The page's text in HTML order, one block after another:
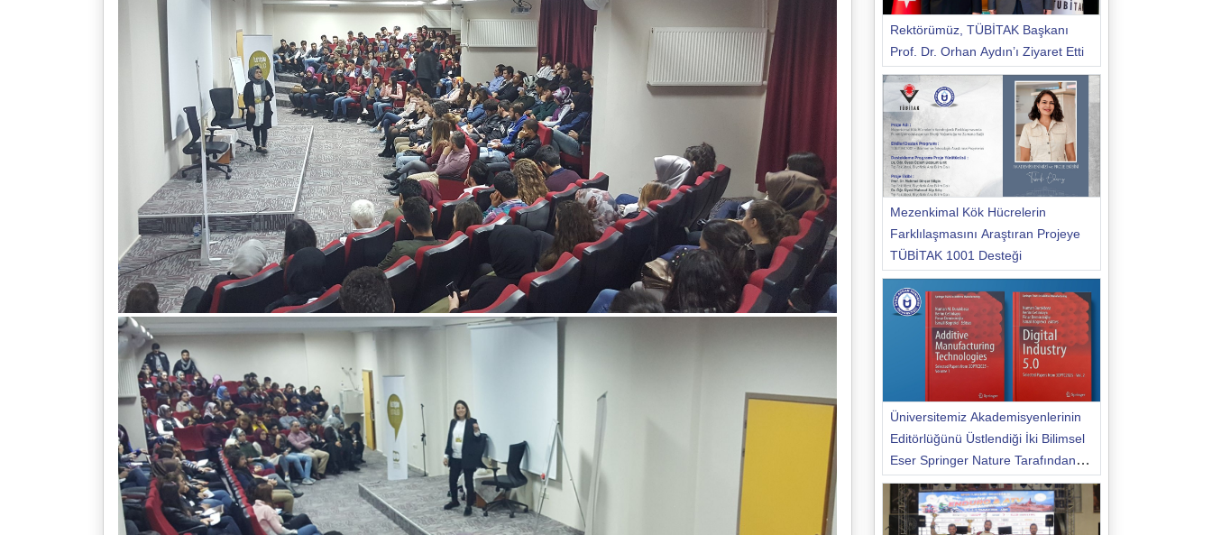
Rektörümüz, TÜBİTAK Başkanı
Prof. Dr. Orhan Aydın’ı Ziyaret Etti
Mezenkimal Kök Hücrelerin
Farklılaşmasını Araştıran Projeye
TÜBİTAK 1001 Desteği
Üniversitemiz Akademisyenlerinin
Editörlüğünü Üstlendiği İki Bilimsel
Eser Springer Nature Tarafından
Yayımlandı